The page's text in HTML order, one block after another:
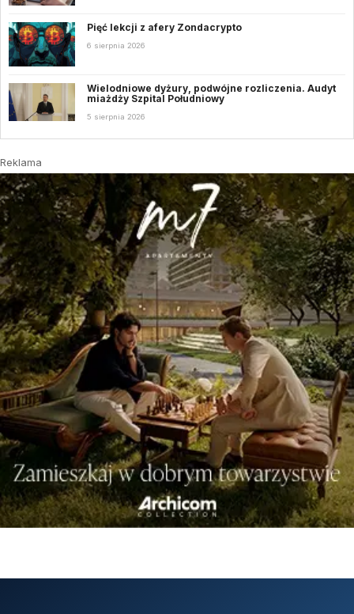
Pięć lekcji z afery Zondacrypto
6 sierpnia 2026
Wielodniowe dyżury, podwójne rozliczenia. Audyt
miażdży Szpital Południowy
5 sierpnia 2026
Reklama